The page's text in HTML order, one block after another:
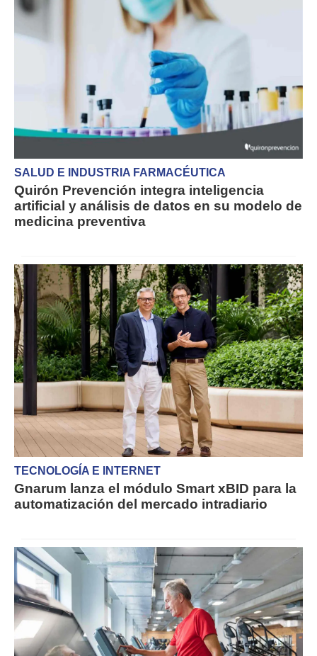
SALUD E INDUSTRIA FARMACÉUTICA
Quirón Prevención integra inteligencia
artificial y análisis de datos en su modelo de
medicina preventiva
TECNOLOGÍA E INTERNET
Gnarum lanza el módulo Smart xBID para la
automatización del mercado intradiario